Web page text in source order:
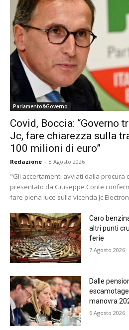
Parlamento&Governo
Covid, Boccia: “Governo
Jc, fare chiarezza sulla
100 milioni di euro”
Redazione - 8 Agosto 2026
"Gli accertamenti avviati dalla procura
presentato da Giuseppe Conte
fare piena luce sulla vicenda Jc
Caro
altri punti
ferie
7 Agosto 2026
Dalle
manovra
6 Agosto 2026